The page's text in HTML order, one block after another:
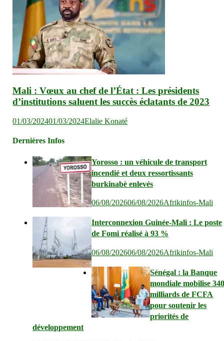
Mali : Vœux au chef de l’État : Les présidents
d’institutions saluent les succès éclatants de 2023
01/03/202401/03/2024Elalie Konaté
Dernières Infos
Yorosso : un véhicule de transport
incendié et deux ressortissants
burkinabè enlevés
06/08/202606/08/2026Afrikinfos-Mali
Interconnexion Guinée-Mali : Le poste
de Fomi réalisé à 93 %
06/08/202606/08/2026Afrikinfos-Mali
Sénégal : la Banque
mondiale mobilise
milliards de FCFA
pour soutenir les
priorités de
développement